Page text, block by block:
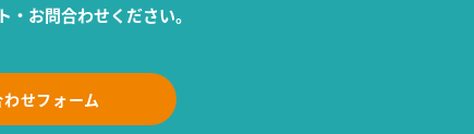
・お問合わせください。
せフォーム